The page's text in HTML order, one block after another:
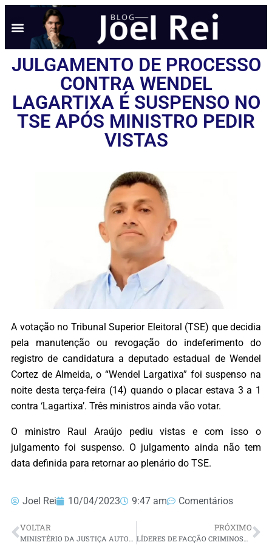
JULGAMENTO DE PROCESSO
CONTRA WENDEL
LAGARTIXA É SUSPENSO NO
TSE APÓS MINISTRO PEDIR
VISTAS
A votação no Tribunal Superior Eleitoral (TSE) que decidia
pela manutenção ou revogação do indeferimento do
registro de candidatura a deputado estadual de Wendel
Cortez de Almeida, o “Wendel Largatixa” foi suspenso na
noite desta terça-feira (14) quando o placar estava 3 a 1
contra ‘Lagartixa’. Três ministros ainda vão votar.
O ministro Raul Araújo pediu vistas e com isso o
julgamento foi suspenso. O julgamento ainda não tem
data definida para retornar ao plenário do TSE.
Joel Rei 10/04/2023 9:47 am Comentários
VOLTAR
MINISTÉRIO DA JUSTIÇA AUTORIZA ENVIO DE TROPAS DA FORÇA NACIONAL AO RIO GRANDE DO NORTE
PRÓXIMO
LÍDERES DE FACÇÃO CRIMINOSA NO RN SÃO TRANSFERIDOS PARA OUTROS PRESÍDIOS